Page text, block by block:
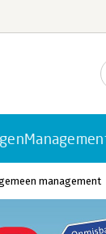
management